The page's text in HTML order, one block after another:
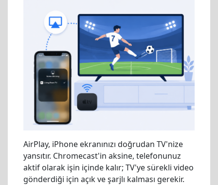
AirPlay, iPhone ekranınızı doğrudan TV'nize
yansıtır. Chromecast'in aksine, telefonunuz
aktif olarak işin içinde kalır; TV'ye sürekli video
gönderdiği için açık ve şarjlı kalması gerekir.